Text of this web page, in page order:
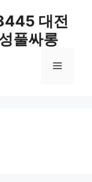
대전
풀싸롱
메